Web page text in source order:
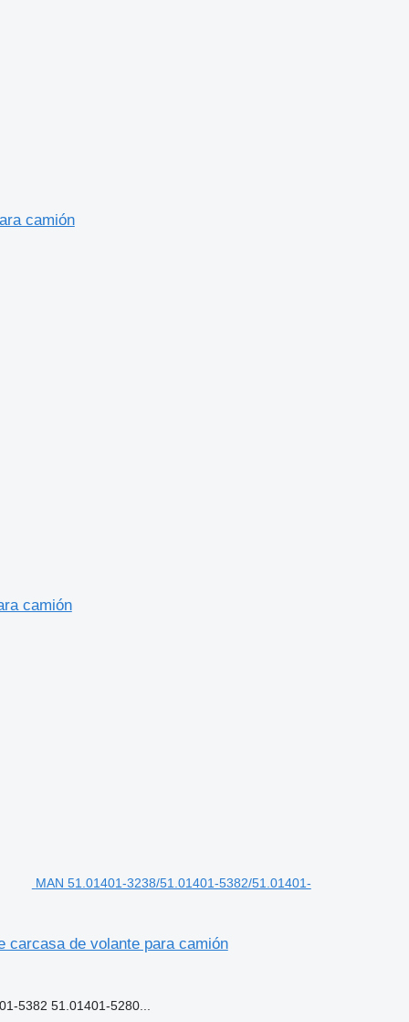
camión
camión
MAN 51.01401-3238/51.01401-5382/51.01401-
carcasa de volante para camión
5382 51.01401-5280...